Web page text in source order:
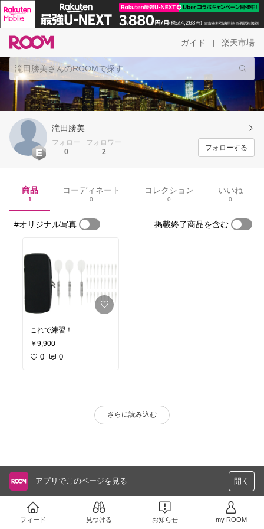
ガイド 楽天市場
滝田勝美
フォロー
0
フォロワー
2
フォローする
商品
1
コーディネート
0
コレクション
0
いいね
0
#オリジナル写真 掲載終了商品を含む
これで練習！
￥9,900
0 0
さらに読み込む
アプリでこのページを見る 開く
フィード 見つける お知らせ my ROOM